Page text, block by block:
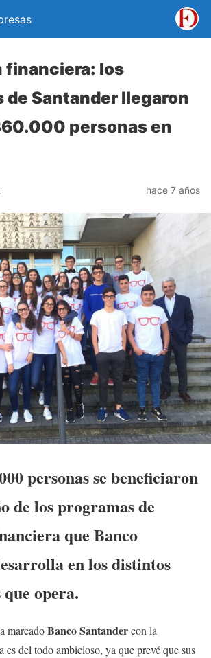
financiera: los
de Santander llegaron
personas en
hace 7 años
personas se beneficiaron
de los programas de
que Banco
en los distintos
que opera.
marcadoBanco Santandercon la
es del todo ambicioso, ya que prevé que sus